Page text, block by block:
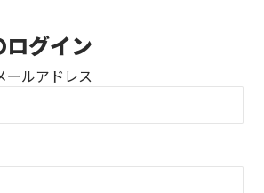
グイン
ールアドレス